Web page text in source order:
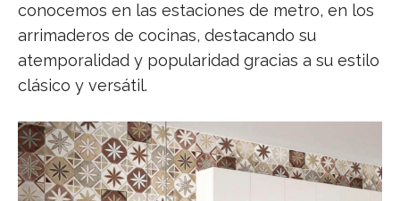
conocemos en las estaciones de metro, en los
arrimaderos de cocinas, destacando su
atemporalidad y popularidad gracias a su estilo
clásico y versátil.